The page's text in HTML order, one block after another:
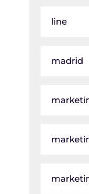
line
madrid